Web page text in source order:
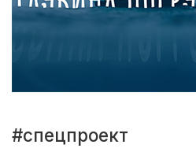
#спецпроект